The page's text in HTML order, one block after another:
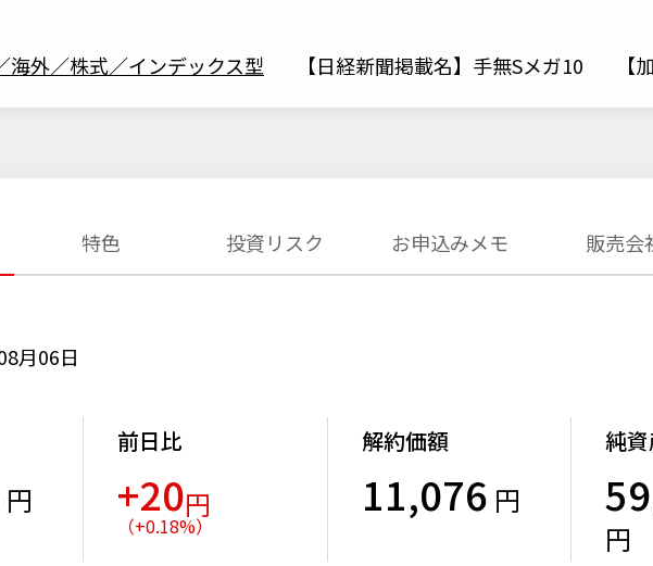
海外／株式／インデックス型 【日経新聞掲載名】手無Sメガ10 【
特色 投資リスク お申込みメモ 販売会
月06日
円
前日比
+20円
（+0.18%）
解約価額
11,076 円
純
円